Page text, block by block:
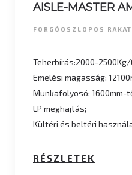
AISLE-MASTER
FORGÓOSZLOPOS
Teherbírás:2000-2500Kg/
Emelési magasság:
Munkafolyosó: 1600mm-
LP meghajtás;
Kültéri és beltéri
RÉSZLETEK